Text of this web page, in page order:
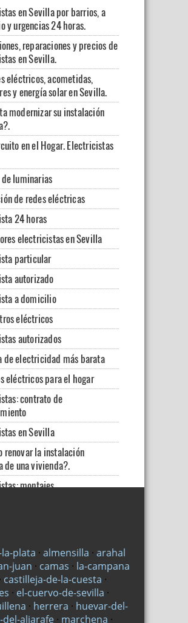
en Sevilla por barrios, a
y urgencias 24 horas.
reparaciones y precios de
en Sevilla.
eléctricos, acometidas,
y energía solar en Sevilla.
modernizar su instalación
en el Hogar. Electricistas
luminarias
de redes eléctricas
24 horas
electricistas en Sevilla
particular
autorizado
a domicilio
eléctricos
autorizados
de electricidad más barata
eléctricos para el hogar
contrato de
en Sevilla
renovar la instalación
de una vivienda?.
montajes
en Sevilla
barato en Sevilla
de suministros
reparaciones eléctricas
en Sevilla, servicios de
plata · almensilla · arahal
juan · camas · la-campana
· castilleja-de-la-cuesta ·
· el-cuervo-de-sevilla ·
· herrera · huevar-del-
aljarafe · marchena ·